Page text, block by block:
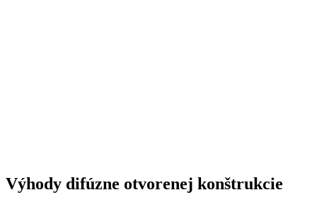
Výhody difúzne otvorenej konštrukcie